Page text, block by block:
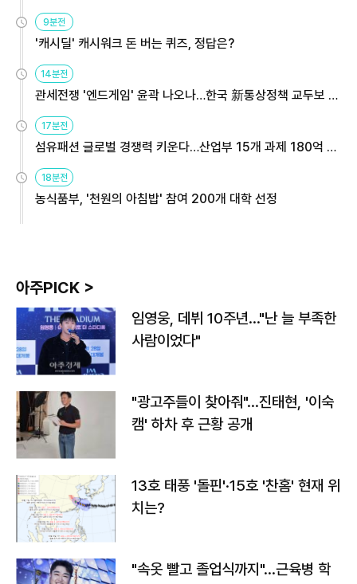
9분전
'캐시딜' 캐시워크 돈 버는 퀴즈, 정답은?
14분전
관세전쟁 '엔드게임' 윤곽 나오나…한국 新통상정책 교두보 활
17분전
섬유패션 글로벌 경쟁력 키운다…산업부 15개 과제 180억 지
18분전
농식품부, '천원의 아침밥' 참여 200개 대학 선정
아주PICK >
임영웅, 데뷔 10주년…"난 늘 부족한
사람이었다"
"광고주들이 찾아줘"…진태현, '이숙
캠' 하차 후 근황 공개
13호 태풍 '돌핀'·15호 '찬홈' 현재 위
치는?
"속옷 빨고 졸업식까지"…근육병 학